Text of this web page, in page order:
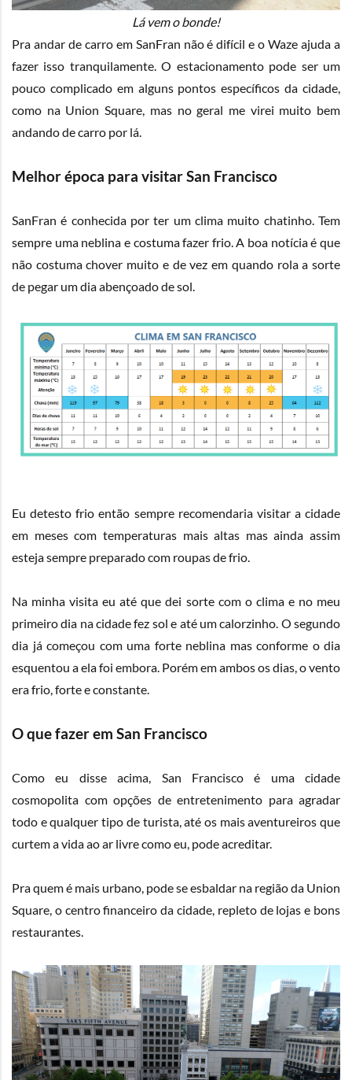
Lá vem o bonde!
Pra andar de carro em SanFran não é difícil e o Waze ajuda a
fazer isso tranquilamente. O estacionamento pode ser um
pouco complicado em alguns pontos específicos da cidade,
como na Union Square, mas no geral me virei muito bem
andando de carro por lá.
Melhor época para visitar San Francisco
SanFran é conhecida por ter um clima muito chatinho. Tem
sempre uma neblina e costuma fazer frio. A boa notícia é que
não costuma chover muito e de vez em quando rola a sorte
de pegar um dia abençoado de sol.
Eu detesto frio então sempre recomendaria visitar a cidade
em meses com temperaturas mais altas mas ainda assim
esteja sempre preparado com roupas de frio.
Na minha visita eu até que dei sorte com o clima e no meu
primeiro dia na cidade fez sol e até um calorzinho. O segundo
dia já começou com uma forte neblina mas conforme o dia
esquentou a ela foi embora. Porém em ambos os dias, o vento
era frio, forte e constante.
O que fazer em San Francisco
Como eu disse acima, San Francisco é uma cidade
cosmopolita com opções de entretenimento para agradar
todo e qualquer tipo de turista, até os mais aventureiros que
curtem a vida ao ar livre como eu, pode acreditar.
Pra quem é mais urbano, pode se esbaldar na região da Union
Square, o centro financeiro da cidade, repleto de lojas e bons
restaurantes.